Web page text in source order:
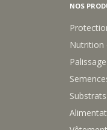
NOS
Nutrition
Palissage